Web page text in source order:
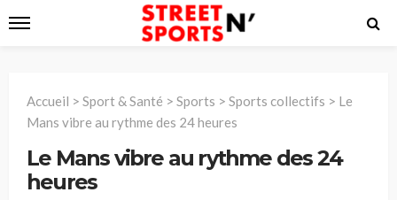
Accueil > Sport & Santé > Sports > Sports collectifs > Le
Mans vibre au rythme des 24 heures
Le Mans vibre au rythme des 24
heures